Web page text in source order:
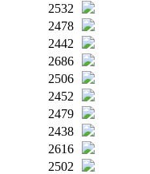
2532
2478
2442
2686
2506
2452
2479
2438
2616
2502